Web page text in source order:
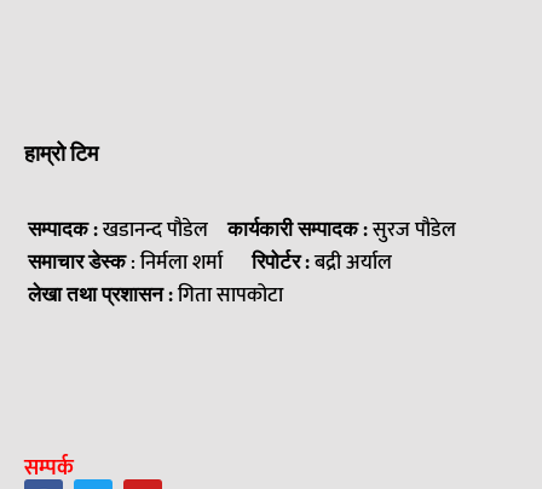
हाम्रो टिम
सम्पादक :खडानन्द पौडेलकार्यकारी सम्पादक :सुरज पौडेल
समाचार डेस्क: निर्मला शर्मारिपोर्टर :बद्री अर्याल
लेखा तथा प्रशासन :गिता सापकोटा
सम्पर्क